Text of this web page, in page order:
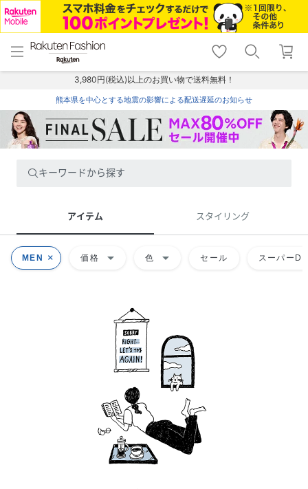
menu home
トップ
shopping_cart lock_outline
ログイン
3,980円(税込)以上のお買い物で送料無料！
熊本県を中心とする地震の影響による配送遅延のお知らせ
キーワードから探す
アイテム スタイリング
MEN 価格 arrow_drop_down 色 arrow_drop_down セール スーパー